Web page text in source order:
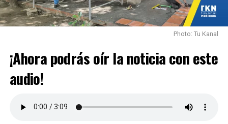
Photo: Tu Kanal
¡Ahora podrás oír la noticia con este
audio!